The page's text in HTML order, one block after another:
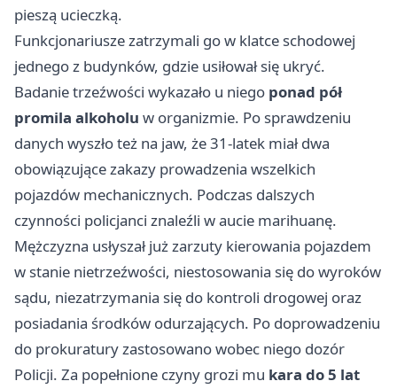
pieszą ucieczką.
Funkcjonariusze zatrzymali go w klatce schodowej
jednego z budynków, gdzie usiłował się ukryć.
Badanie trzeźwości wykazało u niego ponad pół
promila alkoholu w organizmie. Po sprawdzeniu
danych wyszło też na jaw, że 31-latek miał dwa
obowiązujące zakazy prowadzenia wszelkich
pojazdów mechanicznych. Podczas dalszych
czynności policjanci znaleźli w aucie marihuanę.
Mężczyzna usłyszał już zarzuty kierowania pojazdem
w stanie nietrzeźwości, niestosowania się do wyroków
sądu, niezatrzymania się do kontroli drogowej oraz
posiadania środków odurzających. Po doprowadzeniu
do prokuratury zastosowano wobec niego dozór
Policji. Za popełnione czyny grozi mu kara do 5 lat